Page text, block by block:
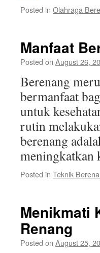
Posted in Olahraga
Manfaat
Posted on August 26,
Berenang
bermanfaat
untuk
rutin
berenang
meningkatkan
Posted in Teknik
Menikmati
Renang
Posted on August 25,